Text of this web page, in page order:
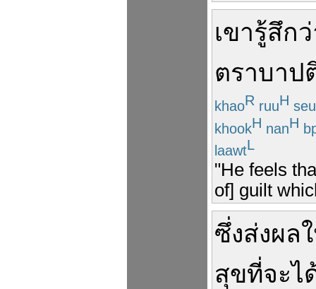
เขารู้สึก
ตราบาป
khaoR ruuH
khookH nanH
laawtL
"He feels
of] guilt
ซึ่งส่งผล
สุขที่จะไ